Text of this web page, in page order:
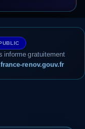
informe gratuitement
renov.gouv.fr